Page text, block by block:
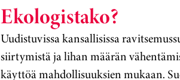
Ekologistako?
Uudistuvissa kansallisissa
siirtymistä ja lihan määrän
käyttöä mahdollisuuksien mukaan.